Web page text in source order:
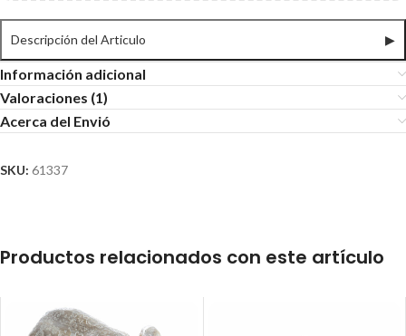
Descripción del Articulo ▶
Información adicional
Valoraciones (1)
Acerca del Envió
SKU: 61337
Productos relacionados con este artículo